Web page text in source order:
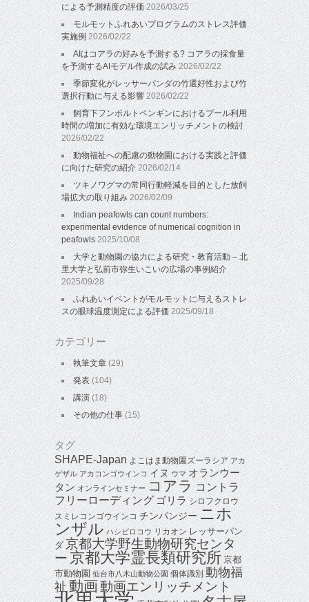
による予測精度の評価 2026/03/25
モルモットふれあいプログラムのストレス評価
実施例 2026/02/22
AIはコアラの好みを予測する? コアラの採食量
を予測するAIモデル作成の試み 2026/02/22
季節変化がレッサーパンダの竹選好性および竹
選択行動に与える影響 2026/02/22
飼育下フンボルトペンギンにおけるプール利用
時間の増加に有効な環境エンリッチメントの検討
2026/02/22
動物福祉への配慮の動物園における実践と評価
に向けた研究の紹介 2026/02/14
ツキノワグマの常同行動軽減を目的とした放飼
場拡大の取り組み 2026/02/09
Indian peafowls can count numbers:
experimental evidence of numerical cognition in
peafowls 2025/10/08
大学と動物園の協力による研究・教育活動 – 北
里大学と弘前市弥生いこいの広場の事例紹介
2025/09/28
ふれあいイベントがモルモットに与えるストレ
スの眼球温度測定による評価 2025/09/18
カテゴリー
執筆文章(29)
発表(104)
講演(18)
その他の仕事 (15)
タグ
SHAPE-Japan よこはま動物園ズーラシア アカ
ゲザル アカコンゴウインコ イヌ ウマ オランウー
タン オンラインセミナー コアラコントラ
フリーローディング ゴリラ シロフクロウ
スミレコンゴウインコ チンパンジーニホ
ンザル ハシビロコウ リカオン レッサーパン
ダ 京都大学野生動物研究センタ
ー京都大学霊長類研究所 京都
市動物園 仙台市八木山動物公園 個体識別 動物福
祉動画動画エンリッチメント